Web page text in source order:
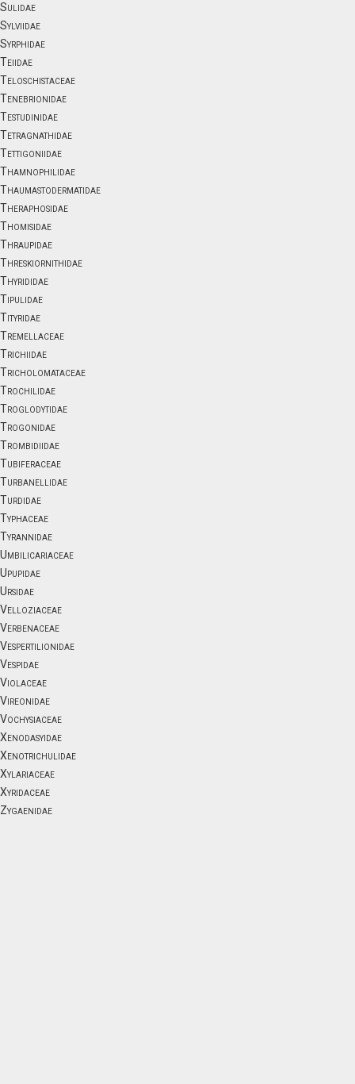
Sulidae
Sylviidae
Syrphidae
Teiidae
Teloschistaceae
Tenebrionidae
Testudinidae
Tetragnathidae
Tettigoniidae
Thamnophilidae
Thaumastodermatidae
Theraphosidae
Thomisidae
Thraupidae
Threskiornithidae
Thyrididae
Tipulidae
Tityridae
Tremellaceae
Trichiidae
Tricholomataceae
Trochilidae
Troglodytidae
Trogonidae
Trombidiidae
Tubiferaceae
Turbanellidae
Turdidae
Typhaceae
Tyrannidae
Umbilicariaceae
Upupidae
Ursidae
Velloziaceae
Verbenaceae
Vespertilionidae
Vespidae
Violaceae
Vireonidae
Vochysiaceae
Xenodasyidae
Xenotrichulidae
Xylariaceae
Xyridaceae
Zygaenidae